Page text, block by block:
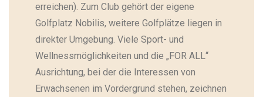
erreichen). Zum Club gehört der eigene
Golfplatz Nobilis, weitere Golfplätze liegen in
direkter Umgebung. Viele Sport- und
Wellnessmöglichkeiten und die „FOR ALL“
Ausrichtung, bei der die Interessen von
Erwachsenen im Vordergrund stehen, zeichnen